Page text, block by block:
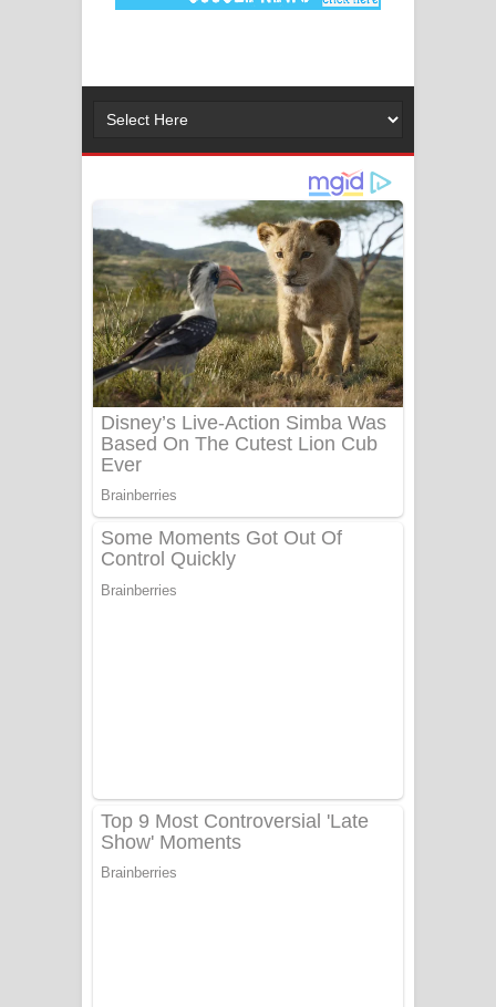
දුන් ආදරේ ගීතයේ පද පෙළ
Benthara Palame Song Lyrics -
බෙන්තර පාලමේ ගීතයේ පද පෙළ
Sanda Babalena Song Lyrics - සඳ
බැබලෙන ගීතයේ පද පෙළ
Adare Wadi Nisa Song Lyrics - ආදරේ
UNUHUMA Song Lyrics - උණුහුම
ගීතයේ පද පෙළ
Ow Man Sosa Song Lyrics - ඔව් මං
සෝසා ගීතයේ පද පෙළ